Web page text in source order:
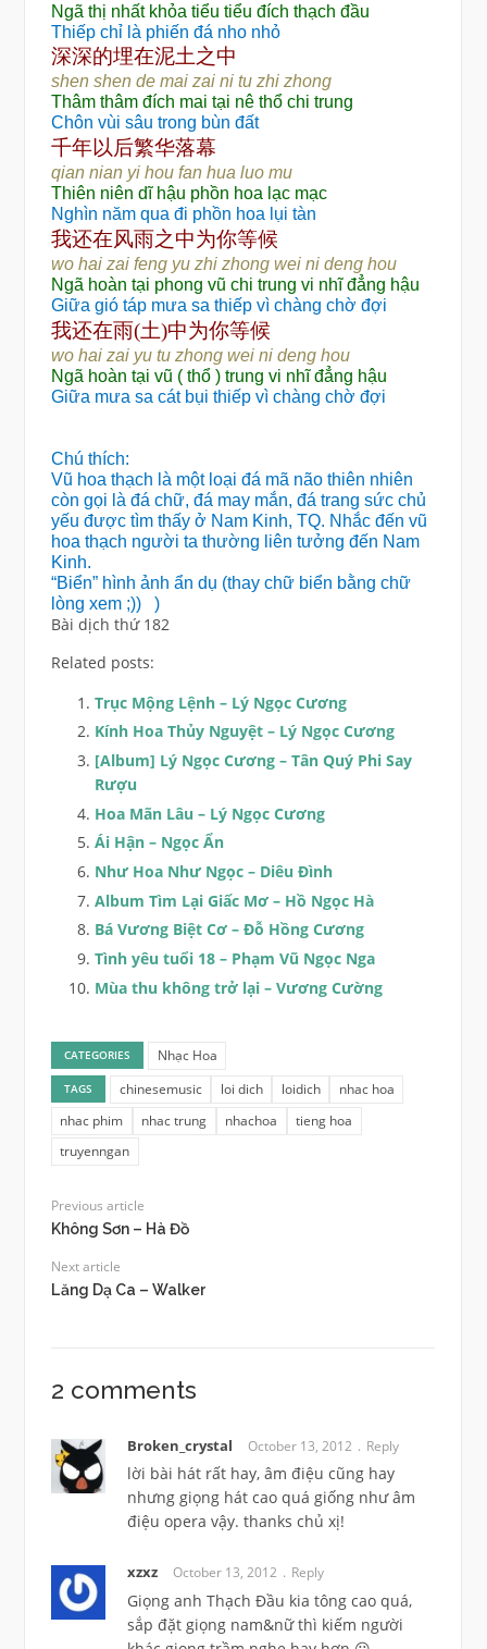
Ngã thị nhất khỏa tiểu tiểu đích thạch đầu
Thiếp chỉ là phiến đá nho nhỏ
深深的埋在泥土之中
shen shen de mai zai ni tu zhi zhong
Thâm thâm đích mai tại nê thổ chi trung
Chôn vùi sâu trong bùn đất
千年以后繁华落幕
qian nian yi hou fan hua luo mu
Thiên niên dĩ hậu phồn hoa lạc mạc
Nghìn năm qua đi phồn hoa lụi tàn
我还在风雨之中为你等候
wo hai zai feng yu zhi zhong wei ni deng hou
Ngã hoàn tại phong vũ chi trung vi nhĩ đẳng hậu
Giữa gió táp mưa sa thiếp vì chàng chờ đợi
我还在雨(土)中为你等候
wo hai zai yu tu zhong wei ni deng hou
Ngã hoàn tại vũ ( thổ ) trung vi nhĩ đẳng hậu
Giữa mưa sa cát bụi thiếp vì chàng chờ đợi
Chú thích:
Vũ hoa thạch là một loại đá mã não thiên nhiên
còn gọi là đá chữ, đá may mắn, đá trang sức chủ
yếu được tìm thấy ở Nam Kinh, TQ. Nhắc đến vũ
hoa thạch người ta thường liên tưởng đến Nam
Kinh.
“Biển” hình ảnh ẩn dụ (thay chữ biển bằng chữ
lòng xem ;))
)
Bài dịch thứ 182
Related posts:
Trục Mộng Lệnh – Lý Ngọc Cương
Kính Hoa Thủy Nguyệt – Lý Ngọc Cương
[Album] Lý Ngọc Cương – Tân Quý Phi Say
Rượu
Hoa Mãn Lâu – Lý Ngọc Cương
Ái Hận – Ngọc Ẩn
Như Hoa Như Ngọc – Diêu Đình
Album Tìm Lại Giấc Mơ – Hồ Ngọc Hà
Bá Vương Biệt Cơ – Đỗ Hồng Cương
Tình yêu tuổi 18 – Phạm Vũ Ngọc Nga
Mùa thu không trở lại – Vương Cường
CATEGORIES Nhạc Hoa
TAGS chinesemusic loi dich loidich
nhac hoa
nhac phim
nhac trung nhachoa
tieng hoa
truyenngan
Previous article
Không Sơn – Hà Đồ
Next article
Lăng Dạ Ca – Walker
2 comments
Broken_crystal October 13, 2012 Reply
lời bài hát rất hay, âm điệu cũng hay
nhưng giọng hát cao quá giống như âm
điệu opera vậy. thanks chủ xị!
xzxz October 13, 2012 Reply
Giọng anh Thạch Đầu kia tông cao quá,
sắp đặt giọng nam&nữ thì kiếm người